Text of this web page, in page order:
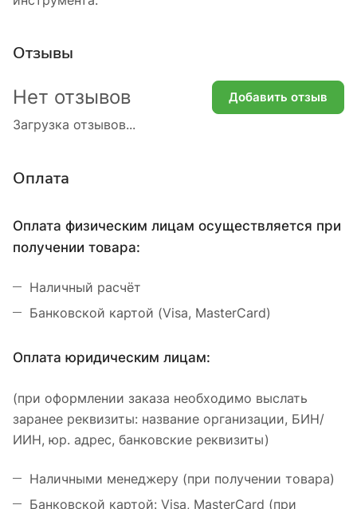
Отзывы
Загрузка отзывов...
Нет отзывов Добавить отзыв
Оплата
Оплата физическим лицам осуществляется при
получении товара:
Наличный расчёт
Банковской картой (Visa, MasterCard)
Оплата юридическим лицам:
(при оформлении заказа необходимо выслать
заранее реквизиты: название организации, БИН/
ИИН, юр. адрес, банковские реквизиты)
Наличными менеджеру (при получении товара)
Банковской картой: Visa, MasterCard (при